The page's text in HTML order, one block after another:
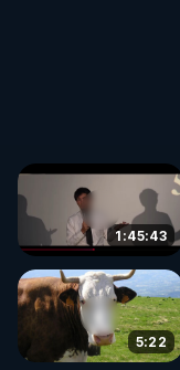
▶ 10 % de
marque SANA :
Rendez-vous sur
code :
▶ 30 jours gratuit
de bien-être
Rendez-vous sur
1:45:43
5:22